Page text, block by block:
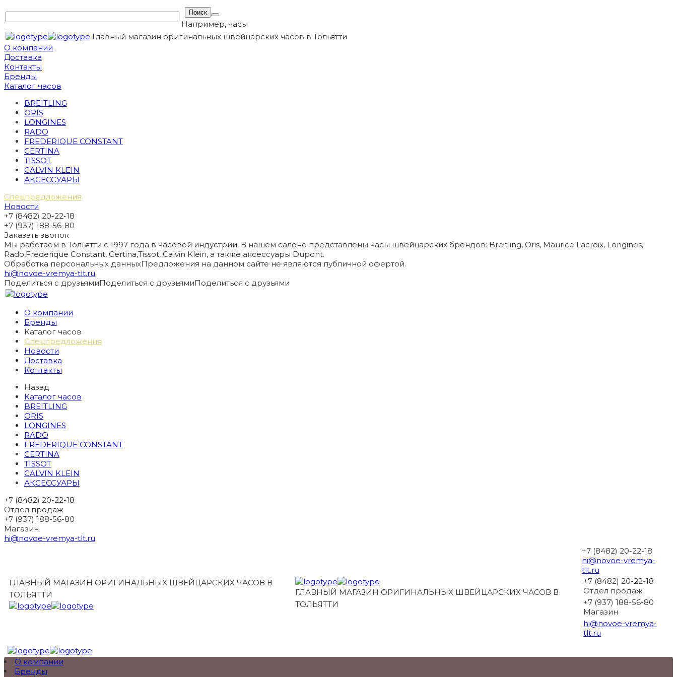
Например, часы
Главный магазин оригинальных швейцарских часов в Тольятти
О компании
Доставка
Контакты
Бренды
Каталог часов
BREITLING
ORIS
LONGINES
RADO
FREDERIQUE CONSTANT
CERTINA
TISSOT
CALVIN KLEIN
АКСЕССУАРЫ
Спецпредложения
Новости
+7 (8482) 20-22-18
+7 (937) 188-56-80
Заказать звонок
Мы работаем в Тольятти с 1997 года в часовой индустрии. В нашем салоне представлены часы швейцарских брендов: Breitling, Oris, Maurice Lacroix, Longines,
Rado,Frederique Constant, Certina,Tissot, Calvin Klein, а также аксессуары Dupont.
Обработка персональных данныхПредложения на данном сайте не являются публичной офертой.
hi@novoe-vremya-tlt.ru
Поделиться с друзьямиПоделиться с друзьямиПоделиться с друзьями
О компании
Бренды
Каталог часов
Спецпредложения
Новости
Доставка
Контакты
Назад
Каталог часов
BREITLING
ORIS
LONGINES
RADO
FREDERIQUE CONSTANT
CERTINA
TISSOT
CALVIN KLEIN
АКСЕССУАРЫ
+7 (8482) 20-22-18
Отдел продаж
+7 (937) 188-56-80
Магазин
hi@novoe-vremya-tlt.ru
ГЛАВНЫЙ МАГАЗИН ОРИГИНАЛЬНЫХ ШВЕЙЦАРСКИХ ЧАСОВ В
ТОЛЬЯТТИ
ГЛАВНЫЙ МАГАЗИН ОРИГИНАЛЬНЫХ ШВЕЙЦАРСКИХ ЧАСОВ В
ТОЛЬЯТТИ
+7 (8482) 20-22-18
hi@novoe-vremya-
tlt.ru
+7 (8482) 20-22-18
Отдел продаж
+7 (937) 188-56-80
Магазин
hi@novoe-vremya-
tlt.ru
О компании
Бренды